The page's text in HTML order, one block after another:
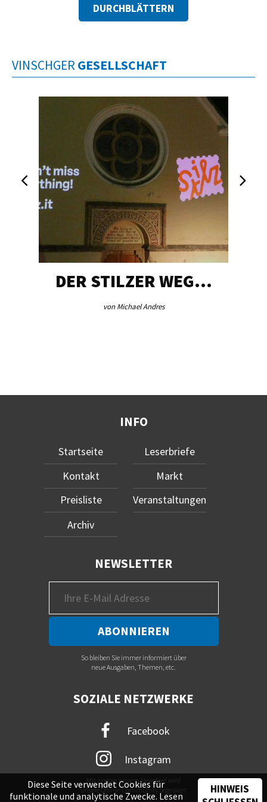
DURCHBLÄTTERN
VINSCHGER GESELLSCHAFT
DER STILZER WEG…
von Michael Andres
INFO
Startseite
Kontakt
Preisliste
Archiv
Leserbriefe
Markt
Veranstaltungen
NEWSLETTER
So bleiben Sie immer informiert über
neue Ausgaben, Themen, etc.
SOZIALE NETZWERKE
Facebook
Instagram
Mit immer neuem Newsfeed wird
unsere Online-Community begeistert
Diese Seite verwendet Cookies für
funktionale und analytische Zwecke. Lesen
HINWEIS